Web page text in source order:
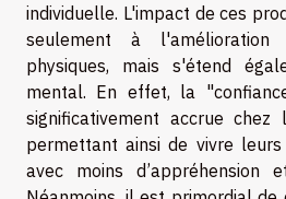
individuelle. L'impact de ces
seulement à l'amélioration
physiques, mais s'étend
mental. En effet, la
significativement accrue
permettant ainsi de vivre leurs
avec moins d’appréhension